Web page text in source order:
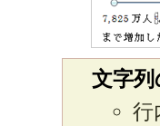
文字
行